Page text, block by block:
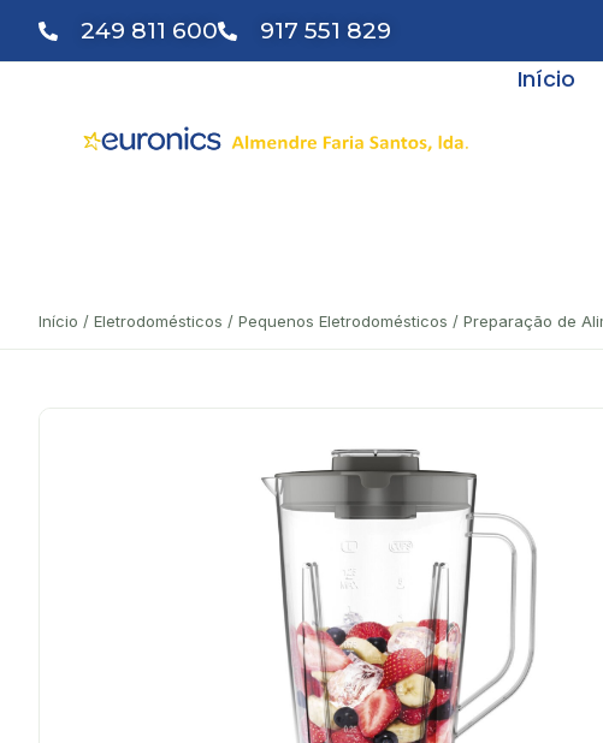
249 811 600 917 551 829
Início
Início / Eletrodomésticos / Pequenos Eletrodomésticos / Preparação de